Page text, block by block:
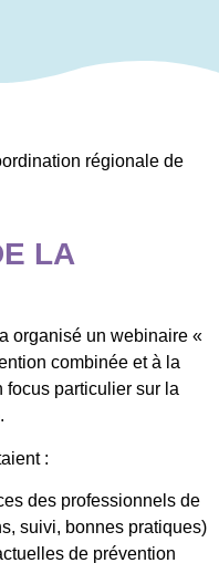
régionale de
LA
organisé un webinaire «
combinée et à la
focus particulier sur la
:
des professionnels de
suivi, bonnes pratiques)
de prévention